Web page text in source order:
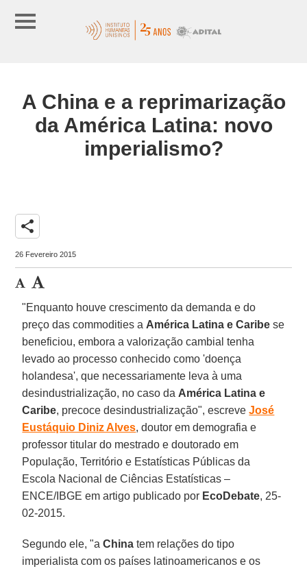
A China e a reprimarização
da América Latina: novo
imperialismo?
share
26 Fevereiro 2015
"Enquanto houve crescimento da demanda e do
preço das commodities a América Latina e Caribese
beneficiou, embora a valorização cambial tenha
levado ao processo conhecido como 'doença
holandesa', que necessariamente leva à uma
desindustrialização, no caso da América Latina e
Caribe, precoce desindustrialização", escreveJosé
Eustáquio Diniz Alves, doutor em demografia e
professor titular do mestrado e doutorado em
População, Território e Estatísticas Públicas da
Escola Nacional de Ciências Estatísticas –
ENCE/IBGE em artigo publicado por EcoDebate, 25-
02-2015.
Segundo ele, "aChina tem relações do tipo
imperialista com os países latinoamericanos e os